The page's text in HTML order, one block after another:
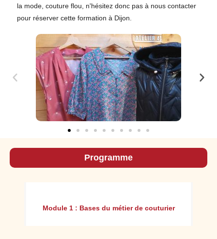
la mode, couture flou, n'hésitez donc pas à nous contacter
pour réserver cette formation à Dijon.
Programme
Module 1 : Bases du métier de couturier